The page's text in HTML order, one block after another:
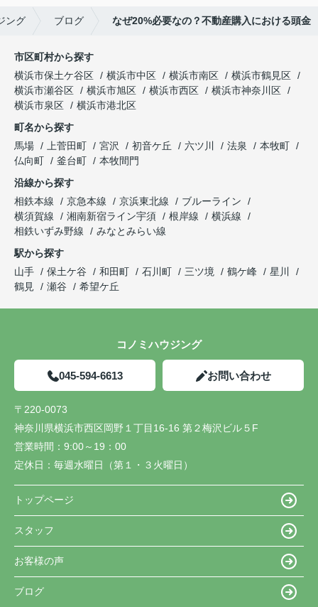
ング ブログ なぜ20%必要なの？不動産購入における頭金
市区町村から探す
横浜市保土ケ谷区
横浜市中区 横浜市南区
横浜市鶴見区
横浜市瀬谷区
横浜市旭区 横浜市西区
横浜市神奈川区
横浜市泉区
横浜市港北区
町名から探す
馬場
上菅田町 宮沢 初音ケ丘 六ツ川 法泉
本牧町
仏向町
釜台町
本牧間門
沿線から探す
相鉄本線
京急本線 京浜東北線
ブルーライン
横須賀線
湘南新宿ライン宇須 根岸線
横浜線
相鉄いずみ野線
みなとみらい線
駅から探す
山手
保土ケ谷 和田町 石川町 三ツ境 鶴ケ峰
星川
鶴見
瀬谷 希望ケ丘
コノミハウジング
045-594-6613 お問い合わせ
〒220-0073
神奈川県横浜市西区岡野１丁目16-16 第２梅沢ビル５F
営業時間： 9:00～19：00
定休日： 毎週水曜日（第１・３火曜日）
トップページ
スタッフ
お客様の声
ブログ